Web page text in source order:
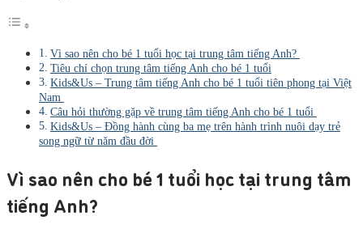
Vì sao nên cho bé 1 tuổi học tại trung tâm tiếng Anh?
Tiêu chí chọn trung tâm tiếng Anh cho bé 1 tuổi
Kids&Us – Trung tâm tiếng Anh cho bé 1 tuổi tiên phong tại Việt
Nam
Câu hỏi thường gặp về trung tâm tiếng Anh cho bé 1 tuổi
Kids&Us – Đồng hành cùng ba mẹ trên hành trình nuôi dạy trẻ
song ngữ từ năm đầu đời
Vì sao nên cho bé 1 tuổi học tại trung tâm
tiếng Anh?